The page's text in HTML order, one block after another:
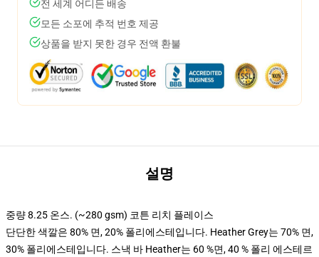
전 세계 어디든 배송
모든 소포에 추적 번호 제공
상품을 받지 못한 경우 전액 환불
설명
중량 8.25 온스. (~280 gsm) 코튼 리치 플레이스
단단한 색깔은 80% 면, 20% 폴리에스테입니다. Heather Grey는 70% 면,
30% 폴리에스테입니다. 스낵 바 Heather는 60 %면, 40 % 폴리 에스테르